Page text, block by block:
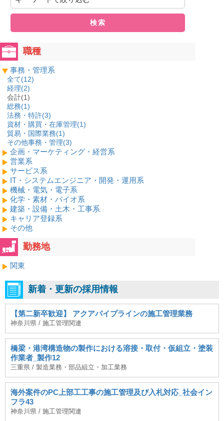
検索
職種
事務・管理系
全て(12)
経理(2)
会計(1)
総務(1)
法務・特許(3)
資材・購買・在庫管理(1)
貿易・国際業務(1)
その他事務・管理(3)
企画・マーケティング・経営系
営業系
サービス系
IT・システムエンジニア・開発・運用系
機械・電気・電子系
化学・素材・バイオ系
建築・設備・土木・工事系
キャリア登録系
その他
勤務地
関東
新着・更新の採用情報
【第二新卒歓迎】 アクアパイプラインの施工管理業務
神奈川県 / 施工管理関連
橋梁・港湾構造物の製作における溶接・取付・仮組立・塗装
作業者_製作12
三重県 / 製造業務・部品組立・加工業務
海外案件のPC上部工工事の施工管理及び入札対応_社会イン
フラ43
神奈川県 / 施工管理関連